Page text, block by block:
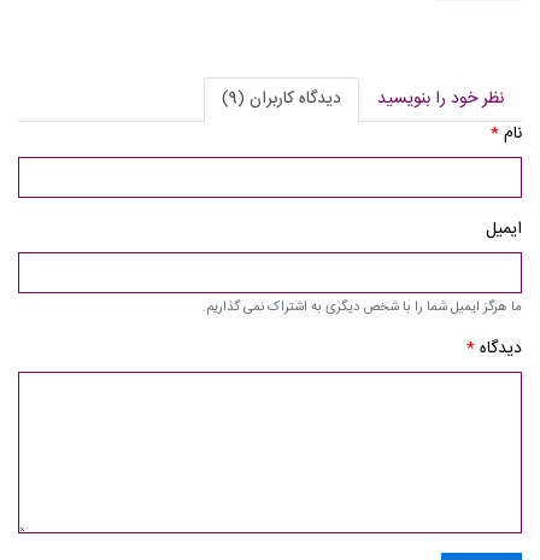
نظر خود را بنویسید
دیدگاه کاربران (9)
نام*
ایمیل
ما هرگز ایمیل شما را با شخص دیگری به اشتراک نمی گذاریم.
دیدگاه*